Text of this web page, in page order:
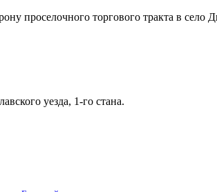
проселочного торгового тракта в
уезда, 1-го стана.